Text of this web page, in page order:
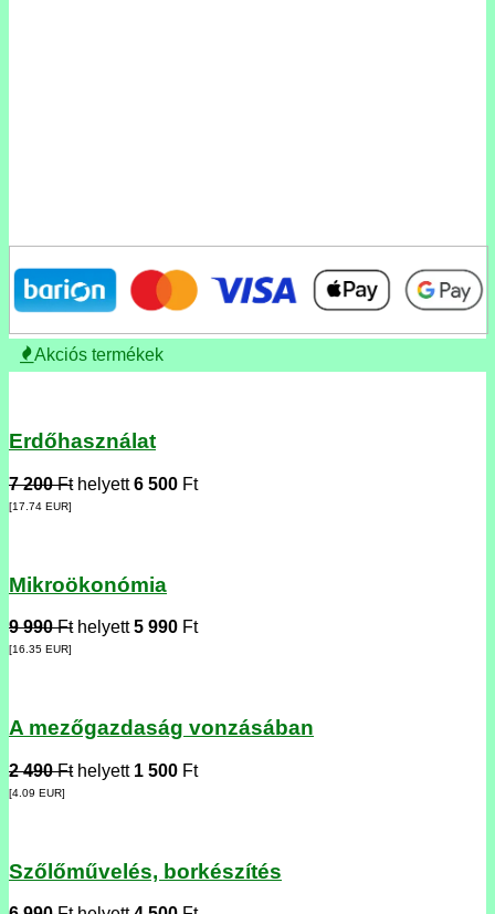
Akciós termékek
Erdőhasználat
7 200 Fthelyett6 500 Ft
[17.74 EUR]
Mikroökonómia
9 990 Fthelyett5 990 Ft
[16.35 EUR]
A mezőgazdaság vonzásában
2 490 Fthelyett 1 500 Ft
[4.09 EUR]
Szőlőművelés, borkészítés